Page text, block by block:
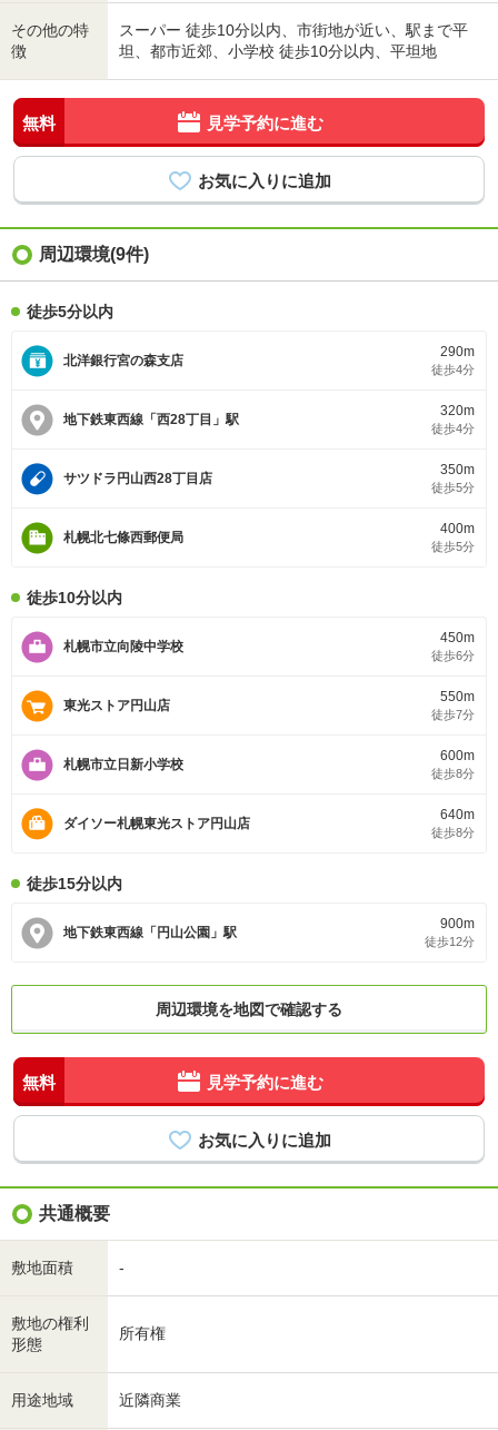
その他の特
徴
スーパー 徒歩10分以内、市街地が近い、駅まで平
坦、都市近郊、小学校 徒歩10分以内、平坦地
無料 見学予約に進む
周辺環境(9件)
徒歩5分以内
北洋銀行宮の森支店
290m
徒歩4分
地下鉄東西線「西28丁目」駅
320m
徒歩4分
サツドラ円山西28丁目店
350m
徒歩5分
札幌北七條西郵便局
400m
徒歩5分
徒歩10分以内
札幌市立向陵中学校
450m
徒歩6分
東光ストア円山店
550m
徒歩7分
札幌市立日新小学校
600m
徒歩8分
ダイソー札幌東光ストア円山店
640m
徒歩8分
徒歩15分以内
地下鉄東西線「円山公園」駅
900m
徒歩12分
周辺環境を地図で確認する
無料 見学予約に進む
共通概要
敷地面積 -
敷地の権利
形態
所有権
用途地域 近隣商業